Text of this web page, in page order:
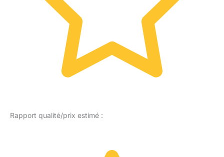
Rapport qualité/prix estimé :